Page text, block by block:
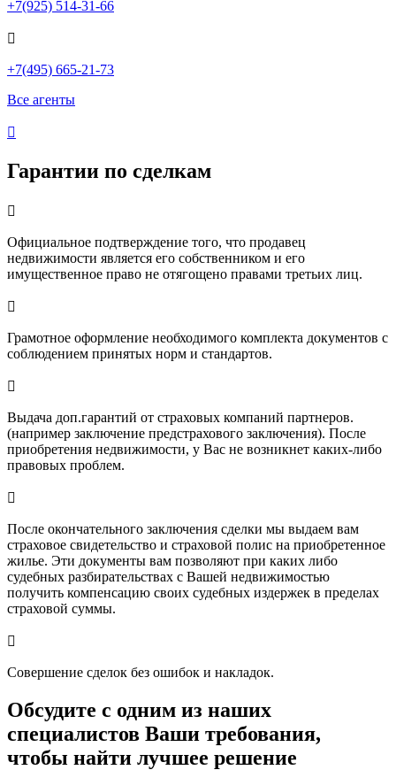
+7(925) 514-31-66

+7(495) 665-21-73
Все агенты

Гарантии по сделкам

Официальное подтверждение того, что продавец
недвижимости является его собственником и его
имущественное право не отягощено правами третьих лиц.

Грамотное оформление необходимого комплекта документов с
соблюдением принятых норм и стандартов.

Выдача доп.гарантий от страховых компаний партнеров.
(например заключение предстрахового заключения). После
приобретения недвижимости, у Вас не возникнет каких-либо
правовых проблем.

После окончательного заключения сделки мы выдаем вам
страховое свидетельство и страховой полис на приобретенное
жилье. Эти документы вам позволяют при каких либо
судебных разбирательствах с Вашей недвижимостью
получить компенсацию своих судебных издержек в пределах
страховой суммы.

Совершение сделок без ошибок и накладок.
Обсудите с одним из наших
специалистов Ваши требования,
чтобы найти лучшее решение